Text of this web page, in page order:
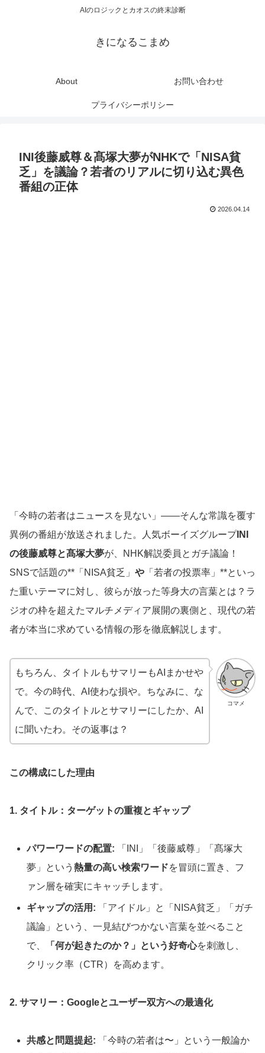
AIのロジックとカオスの終末診断
きになるこまめ
About お問い合わせ
プライバシーポリシー
INI後藤威尊＆髙塚大夢がNHKで「NISA貧
乏」を議論？若者のリアルに切り込む異色
番組の正体
2026.04.14
「今時の若者はニュースを見ない」——そんな常識を覆す
異例の番組が放送されました。人気ボーイズグループINI
の後藤威尊と髙塚大夢が、NHK解説委員とガチ議論！
SNSで話題の**「NISA貧乏」 や 「若者の投票率」**といっ
た重いテーマに対し、彼らが放った等身大の言葉とは？ラ
ジオの枠を超えたマルチメディア展開の裏側と、現代の若
者が本当に求めている情報の形を徹底解説します。
コマメ
もちろん、タイトルもサマリーもAIまかせや
で。今の時代、AI使わな損や。ちなみに、な
んで、このタイトルとサマリーにしたか、AI
に聞いたわ。その返事は？
この構成にした理由
1. タイトル：ターゲットの重複とギャップ
パワーワードの配置: 「INI」「後藤威尊」「髙塚大
夢」という熱量の高い検索ワードを冒頭に置き、フ
ァン層を確実にキャッチします。
ギャップの活用: 「アイドル」と「NISA貧乏」「ガチ
議論」という、一見結びつかない言葉を並べること
で、
「何が起きたのか？」という好奇心を刺激し、
クリック率（CTR）を高めます。
2. サマリー：Googleとユーザー双方への最適化
共感と問題提起: 「今時の若者は〜」という一般論か